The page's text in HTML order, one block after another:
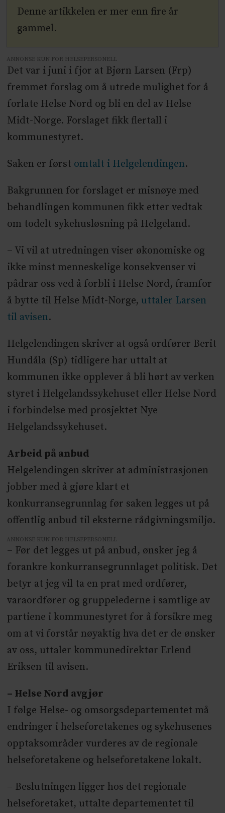
Denne artikkelen er mer enn fire år
gammel.
ANNONSE KUN FOR HELSEPERSONELL
Det var i juni i fjor at Bjørn Larsen (Frp)
fremmet forslag om å utrede mulighet for å
forlate Helse Nord og bli en del av Helse
Midt-Norge. Forslaget fikk flertall i
kommunestyret.
Saken er først omtalt i Helgelendingen.
Bakgrunnen for forslaget er misnøye med
behandlingen kommunen fikk etter vedtak
om todelt sykehusløsning på Helgeland.
– Vi vil at utredningen viser økonomiske og
ikke minst menneskelige konsekvenser vi
pådrar oss ved å forbli i Helse Nord, framfor
å bytte til Helse Midt-Norge, uttaler Larsen
til avisen.
Helgelendingen skriver at også ordfører Berit
Hundåla (Sp) tidligere har uttalt at
kommunen ikke opplever å bli hørt av verken
styret i Helgelandssykehuset eller Helse Nord
i forbindelse med prosjektet Nye
Helgelandssykehuset.
Arbeid på anbud
Helgelendingen skriver at administrasjonen
jobber med å gjøre klart et
konkurransegrunnlag før saken legges ut på
offentlig anbud til eksterne rådgivningsmiljø.
ANNONSE KUN FOR HELSEPERSONELL
– Før det legges ut på anbud, ønsker jeg å
forankre konkurransegrunnlaget politisk. Det
betyr at jeg vil ta en prat med ordfører,
varaordfører og gruppelederne i samtlige av
partiene i kommunestyret for å forsikre meg
om at vi forstår nøyaktig hva det er de ønsker
av oss, uttaler kommunedirektør Erlend
Eriksen til avisen.
– Helse Nord avgjør
I følge Helse- og omsorgsdepartementet må
endringer i helseforetakenes og sykehusenes
opptaksområder vurderes av de regionale
helseforetakene og helseforetakene lokalt.
– Beslutningen ligger hos det regionale
helseforetaket, uttalte departementet til